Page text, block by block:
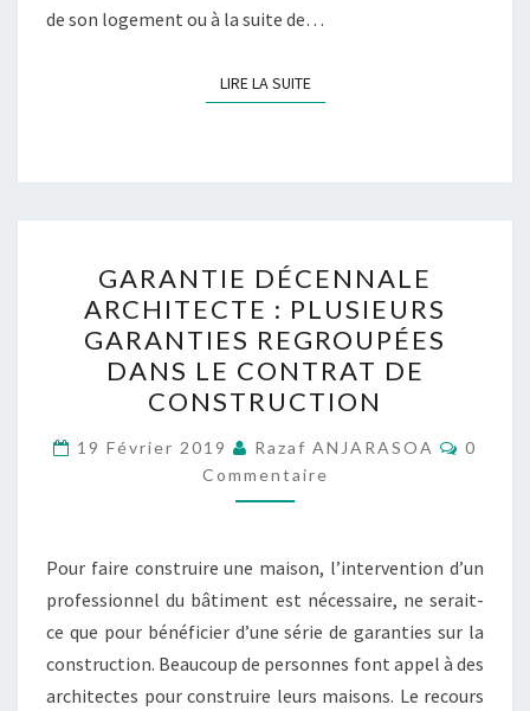
de son logement ou à la suite de…
LIRE LA SUITELIRE LA SUITE
DÉCENNALE
ARCHITECTE :
PLUSIEURS
GARANTIES
REGROUPÉES
DANS
LE
CONTRAT
CONSTRUCTION
GARANTIE DÉCENNALE
ARCHITECTE : PLUSIEURS
GARANTIES REGROUPÉES
DANS LE CONTRAT DE
CONSTRUCTION
19 Février 2019 Razaf ANJARASOA
0
Commentaire
Pour faire construire une maison, l’intervention d’un
professionnel du bâtiment est nécessaire, ne serait-
ce que pour bénéficier d’une série de garanties sur la
construction. Beaucoup de personnes font appel à des
architectes pour construire leurs maisons. Le recours